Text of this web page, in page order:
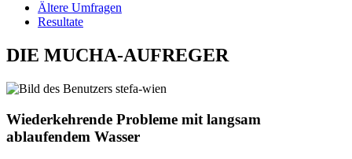
Ältere Umfragen
Resultate
DIE MUCHA-AUFREGER
Wiederkehrende Probleme mit langsam
ablaufendem Wasser